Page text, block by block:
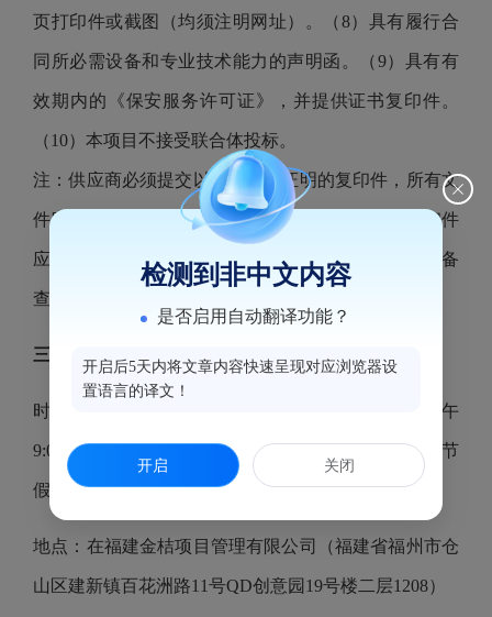
页打印件或截图（均须注明网址）。（8）具有履行合
同所必需设备和专业技术能力的声明函。（9）具有有
效期内的《保安服务许可证》，并提供证书复印件。
（10）本项目不接受联合体投标。
注：供应商必须提交以上文件或证明的复印件，所有文
件应是最新（有效）、清晰并加盖供应商公章，复印件
应注明 “与原件一致”，否则资格审查不合格，原件备
查。
三、获取采购文件
时间： 2021年10月20日 至 2021年10月26日，每天上午
9:00至12:00，下午14:30至17:00。（北京时间，法定节
假日除外）
地点：在福建金桔项目管理有限公司（福建省福州市仓
山区建新镇百花洲路11号QD创意园19号楼二层1208）
检测到非中文内容
是否启用自动翻译功能？
开启后5天内将文章内容快速呈现对应浏览器设
置语言的译文！
开启 关闭